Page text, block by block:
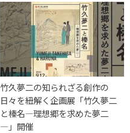
竹久夢二の知られざる創作の
日々を紐解く企画展「竹久夢二
と榛名―理想郷を求めた夢二
―」開催